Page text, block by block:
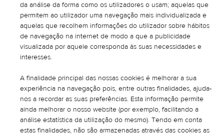
da análise da forma como os utilizadores o usam; aquelas que
permitem ao utilizador uma navegação mais individualizada e
aquelas que recolhem informações do utilizador sobre hábitos
de navegação na internet de modo a que a publicidade
visualizada por aquele corresponda às suas necessidades e
interesses.
A finalidade principal das nossas cookies é melhorar a sua
experiência na navegação pois, entre outras finalidades, ajuda-
nos a recordar as suas preferências. Esta informação permite
ainda melhorar o nosso website (por exemplo, facilitando a
análise estatística da utilização do mesmo). Tendo em conta
estas finalidades, não são armazenadas através das cookies as